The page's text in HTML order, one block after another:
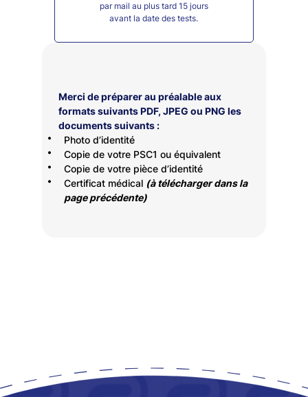
par mail au plus tard 15 jours
avant la date des tests.
Merci de préparer au préalable aux
formats suivants PDF, JPEG ou PNG les
documents suivants :
Photo d’identité
Copie de votre PSC1 ou équivalent
Copie de votre pièce d’identité
Certificat médical (à télécharger dans la
page précédente)